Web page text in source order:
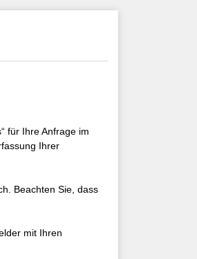
für Ihre Anfrage im
Ihrer
Beachten Sie, dass
mit Ihren